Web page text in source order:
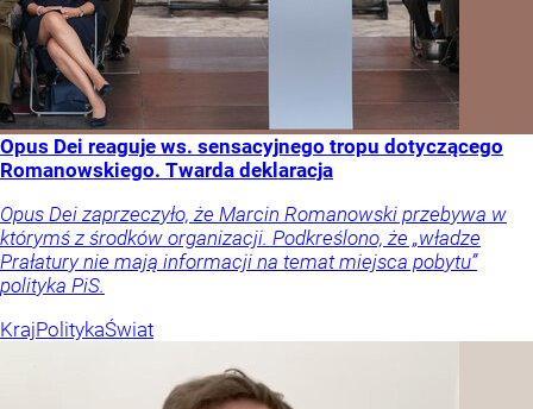
Opus Dei reaguje ws. sensacyjnego tropu dotyczącego
Romanowskiego. Twarda deklaracja
Opus Dei zaprzeczyło, że Marcin Romanowski przebywa w
którymś z środków organizacji. Podkreślono, że „władze
Prałatury nie mają informacji na temat miejsca pobytu”
polityka PiS.
KrajPolitykaŚwiat